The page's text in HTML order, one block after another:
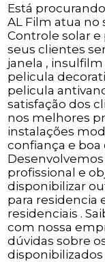
Está
AL Film atua
Controle solar e
seus clientes
janela ,
pelicula
pelicula
satisfação dos
nos melhores
instalações
confiança e
profissional e
disponibilizar
para residencia
residenciais .
com nossa
dúvidas sobre